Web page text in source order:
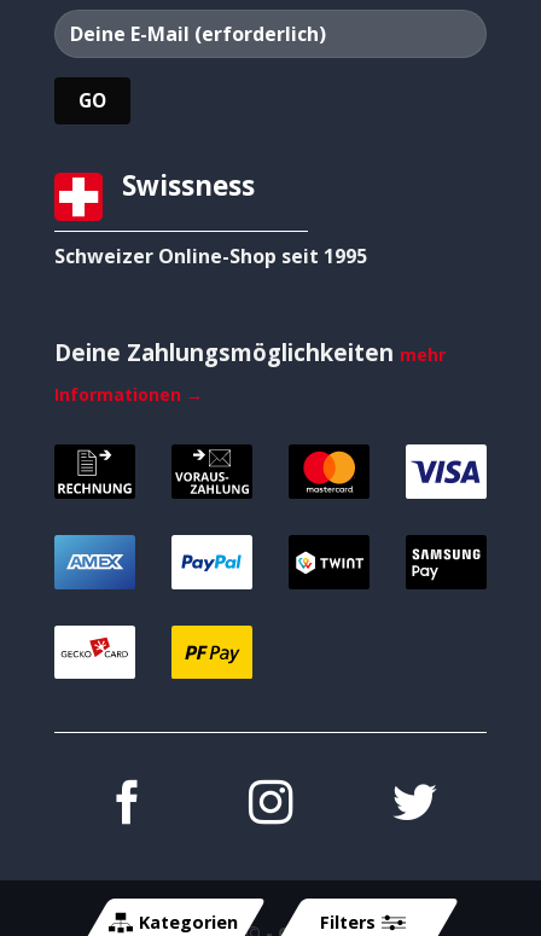
Kategorien Filters
Swissness
Schweizer Online-Shop seit 1995
Deine Zahlungsmöglichkeiten mehr
Informationen →